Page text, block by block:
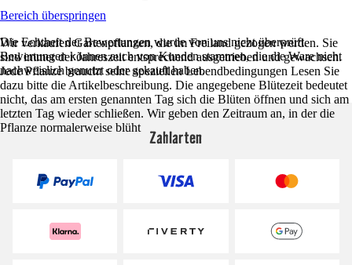
Wir verkaufen Gartenpflanzen, die im Freiland gezogen werden. Sie
sind immer der Jahreszeit entsprechend ausgetrieben und gewachsen.
Jede Pflanze braucht seine speziellen Lebendbedingungen Lesen Sie
dazu bitte die Artikelbeschreibung. Die angegebene Blütezeit bedeutet
nicht, das am ersten genannten Tag sich die Blüten öffnen und sich am
letzten Tag wieder schließen. Wir geben den Zeitraum an, in der die
Pflanze normalerweise blüht
Bereich überspringen
Die Echtheit der Bewertungen wurde von uns nicht überprüft.
Bewertungen können auch von Kunden stammen, die die Ware nicht
nachweislich genutzt oder gekauft haben.
Zahlarten